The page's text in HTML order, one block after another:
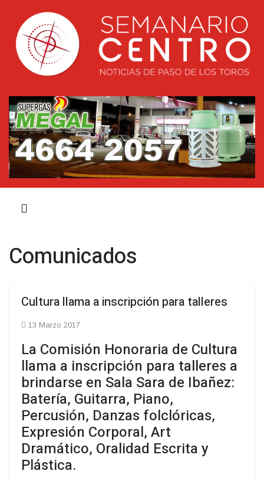
Comunicados
Cultura llama a inscripción para talleres
13 Marzo 2017
La Comisión Honoraria de Cultura
llama a inscripción para talleres a
brindarse en Sala Sara de Ibañez:
Batería, Guitarra, Piano,
Percusión, Danzas folclóricas,
Expresión Corporal, Art
Dramático, Oralidad Escrita y
Plástica.